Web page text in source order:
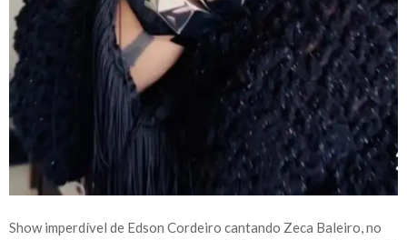
Show imperdível de Edson Cordeiro cantando Zeca Baleiro, no